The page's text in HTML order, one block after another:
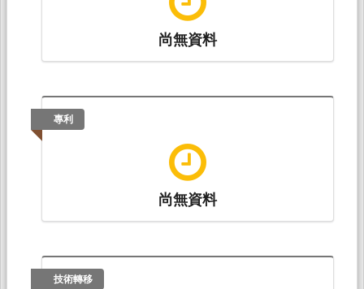
尚無資料
專利
尚無資料
技術轉移